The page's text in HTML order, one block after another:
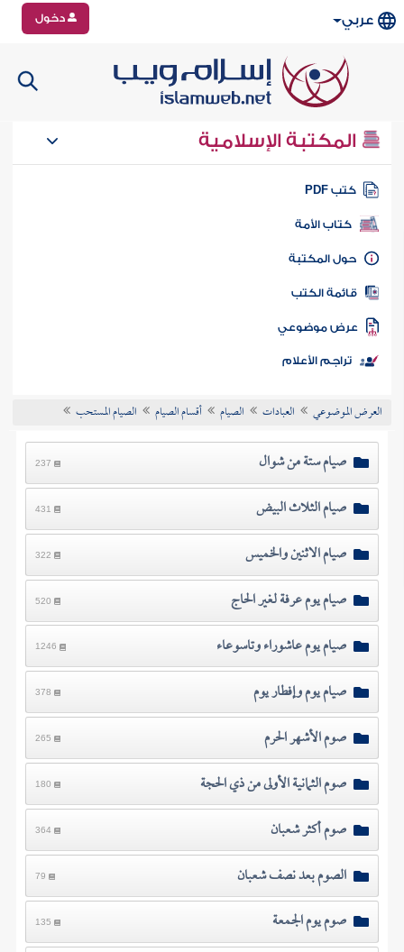
عربي دخول
المكتبة الإسلامية
كتب PDF
كتاب الأمة
المكتبة
الكتب
موضوعي
تراجم الأعلام
العرض الموضوعي العبادات الصيام أقسام الصيام الصيام المستحب
صيام ستة من شوال 237
صيام الثلاث البيض 431
صيام الاثنين والخميس 322
صيام يوم عرفة لغير الحاج 520
صيام يوم عاشوراء وتاسوعاء 1246
صيام يوم وإفطار يوم 378
صوم الأشهر الحرم 265
صوم الثمانية الأولى من ذي الحجة 180
صوم أكثر شعبان 364
الصوم بعد نصف شعبان 79
صوم يوم الجمعة 135